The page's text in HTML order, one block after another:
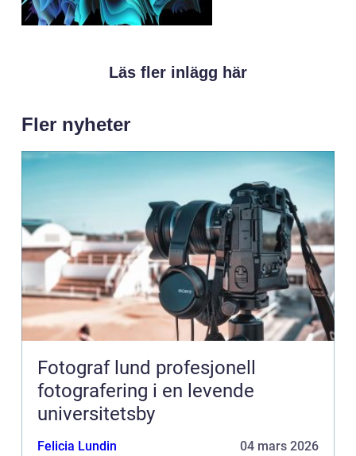
Läs fler inlägg här
Fler nyheter
Fotograf lund profesjonell
fotografering i en levende
universitetsby
Felicia Lundin 04 mars 2026